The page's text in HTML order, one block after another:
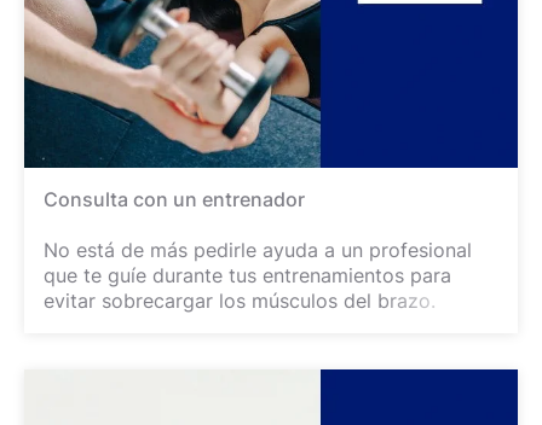
Consulta con un entrenador
No está de más pedirle ayuda a un profesional
que te guíe durante tus entrenamientos para
evitar sobrecargar los músculos del brazo.